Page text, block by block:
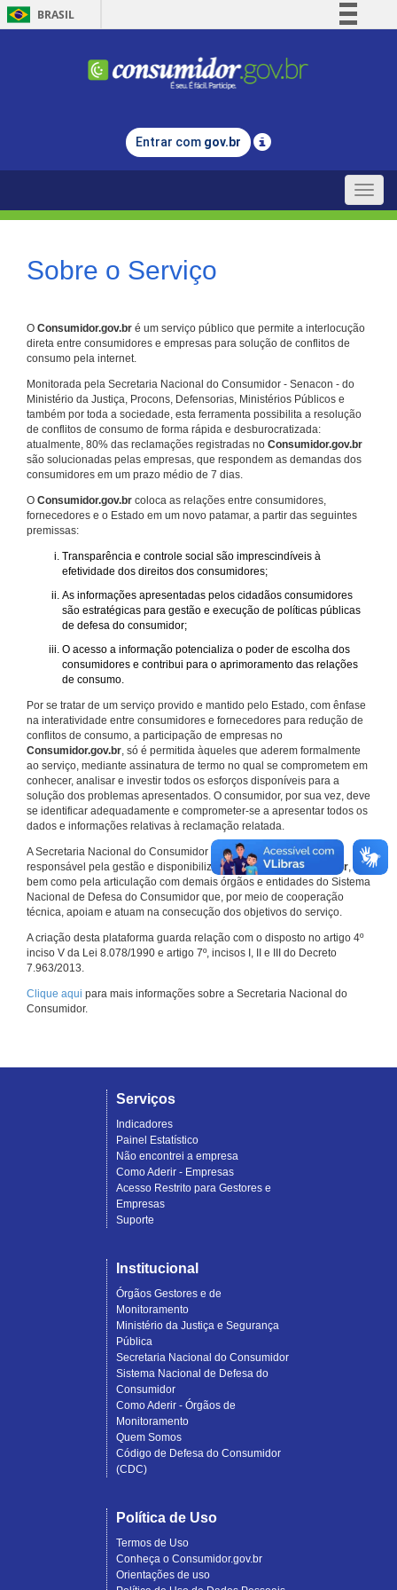
BRASIL
Comunica BR
Legislação
Entrar com gov.br
Toggle
Sobre o Serviço
O Consumidor.gov.br é um serviço público que permite a interlocução
direta entre consumidores e empresas para solução de conflitos de
consumo pela internet.
Monitorada pela Secretaria Nacional do Consumidor - Senacon - do
Ministério da Justiça, Procons, Defensorias, Ministérios Públicos e
também por toda a sociedade, esta ferramenta possibilita a resolução
de conflitos de consumo de forma rápida e desburocratizada:
atualmente, 80% das reclamações registradas no Consumidor.gov.br
são solucionadas pelas empresas, que respondem as demandas dos
consumidores em um prazo médio de 7 dias.
O Consumidor.gov.br coloca as relações entre consumidores,
fornecedores e o Estado em um novo patamar, a partir das seguintes
premissas:
Transparência e controle social são imprescindíveis à
efetividade dos direitos dos consumidores;
As informações apresentadas pelos cidadãos consumidores
são estratégicas para gestão e execução de políticas públicas
de defesa do consumidor;
O acesso a informação potencializa o poder de escolha dos
consumidores e contribui para o aprimoramento das relações
de consumo.
Por se tratar de um serviço provido e mantido pelo Estado, com ênfase
na interatividade entre consumidores e fornecedores para redução de
conflitos de consumo, a participação de empresas no
Consumidor.gov.br, só é permitida àqueles que aderem formalmente
ao serviço, mediante assinatura de termo no qual se comprometem em
conhecer, analisar e investir todos os esforços disponíveis para a
solução dos problemas apresentados. O consumidor, por sua vez, deve
se identificar adequadamente e comprometer-se a apresentar todos os
dados e informações relativas à reclamação relatada.
A Secretaria Nacional do Consumidor do Ministério da Justiça é a
responsável pela gestão e disponibilização doConsumidor.gov.br,
bem como pela articulação com demais órgãos e entidades do Sistema
Nacional de Defesa do Consumidor que, por meio de cooperação
técnica, apoiam e atuam na consecução dos objetivos do serviço.
A criação desta plataforma guarda relação com o disposto no artigo 4º
inciso V da Lei 8.078/1990 e artigo 7º, incisos I, II e III do Decreto
7.963/2013.
Clique aqui para mais informações sobre a Secretaria Nacional do
Consumidor.
Serviços
Indicadores
Painel Estatístico
Não encontrei a empresa
Como Aderir - Empresas
Acesso Restrito para Gestores e
Empresas
Suporte
Institucional
Órgãos Gestores e de
Monitoramento
Ministério da Justiça e Segurança
Pública
Secretaria Nacional do Consumidor
Sistema Nacional de Defesa do
Consumidor
Como Aderir - Órgãos de
Monitoramento
Quem Somos
Código de Defesa do Consumidor
(CDC)
Política de Uso
Termos de Uso
Conheça o Consumidor.gov.br
Orientações de uso